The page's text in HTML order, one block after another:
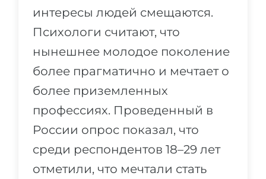
ПРОФЕССИИ
Профессии
Специальности
Примеры вакансий
КАРЬЕРНОЕ ОРИЕНТИРОВАНИЕ
Тест Голланда
Тест Карта Интересов
ПОСТУПАЕМ НА...
Инженерия
Физика
Менеджмент
Другая специальность
ПОСТУПАЕМ ИЗ...
Россия
интересы людей смещаются.
Психологи считают, что
нынешнее молодое поколение
более прагматично и мечтает о
более приземленных
профессиях. Проведенный в
России опрос показал, что
среди респондентов 18–29 лет
отметили, что мечтали стать